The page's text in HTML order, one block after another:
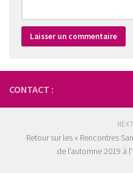
CONTACT :
Retour sur les « Rencontres
de l’automne 2019 à